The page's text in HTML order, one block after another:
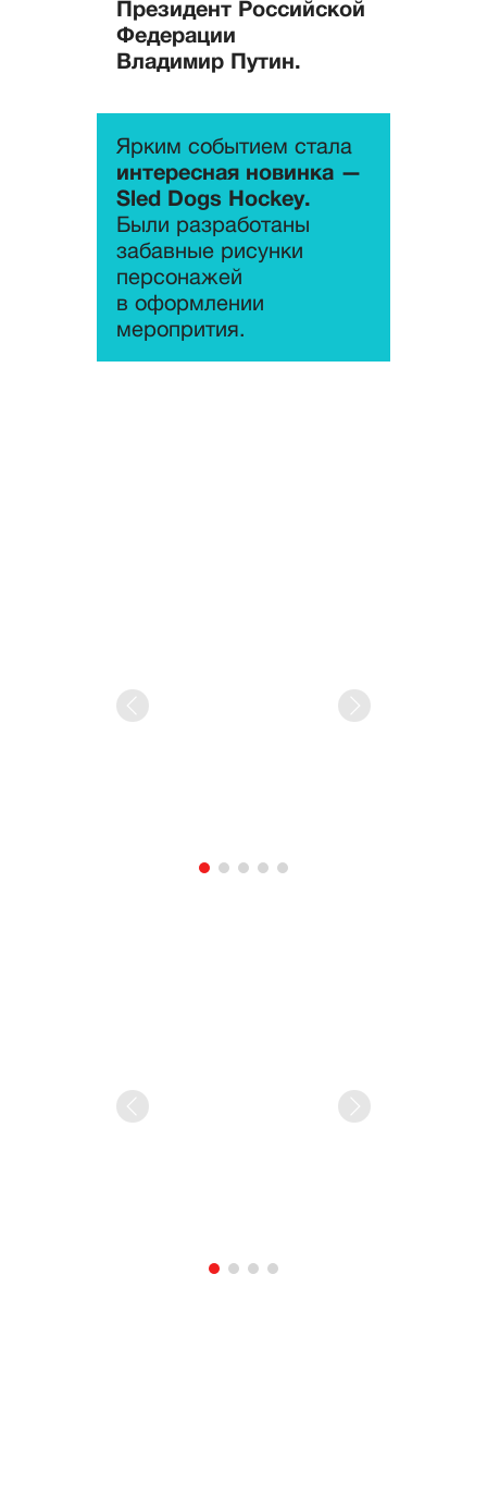
Президент Российской
Федерации
Владимир Путин.
Ярким событием стала
интересная новинка —
Sled Dogs Hockey.
Были разработаны
забавные рисунки
персонажей
в оформлении
меропрития.